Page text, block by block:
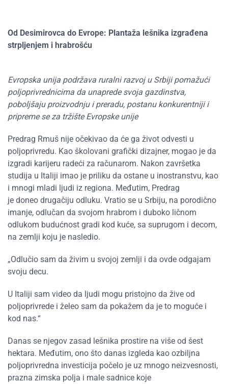
Od Desimirovca do Evrope: Plantaža lešnika izgrađena
strpljenjem i hrabrošću
Evropska unija podržava ruralni razvoj u Srbiji pomažući
poljoprivrednicima da unaprede svoja gazdinstva,
poboljšaju proizvodnju i preradu, postanu konkurentniji i
pripreme se za tržište Evropske unije
Predrag Rmuš nije očekivao da će ga život odvesti u
poljoprivredu. Kao školovani grafički dizajner, mogao je da
izgradi karijeru radeći za računarom. Nakon završetka
studija u Italiji imao je priliku da ostane u inostranstvu, kao
i mnogi mladi ljudi iz regiona. Međutim, Predrag
je doneo drugačiju odluku. Vratio se u Srbiju, na porodično
imanje, odlučan da svojom hrabrom i duboko ličnom
odlukom budućnost gradi kod kuće, sa suprugom i decom,
na zemlji koju je nasledio.
„Odlučio sam da živim u svojoj zemlji i da ovde odgajam
svoju decu.
U Italiji sam video da ljudi mogu pristojno da žive od
poljoprivrede i želeo sam da pokažem da je to moguće i
kod nas.“
Danas se njegov zasad lešnika prostire na više od šest
hektara. Međutim, ono što danas izgleda kao ozbiljna
poljoprivredna investicija počelo je uz mnogo neizvesnosti,
prazna zimska polja i male sadnice koje